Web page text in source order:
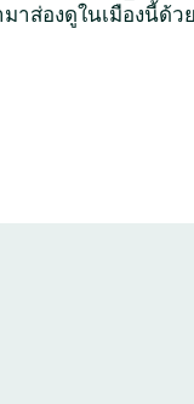
าส่องดูในเมืองนี้ด้ว